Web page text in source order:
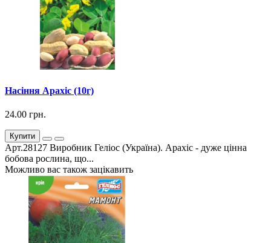
Насіння Арахіс (10г)
24.00 грн.
Купити
Арт.28127 Виробник Геліос (Україна). Арахіс - дуже цінна
бобова рослина, що...
Можливо вас також зацікавить